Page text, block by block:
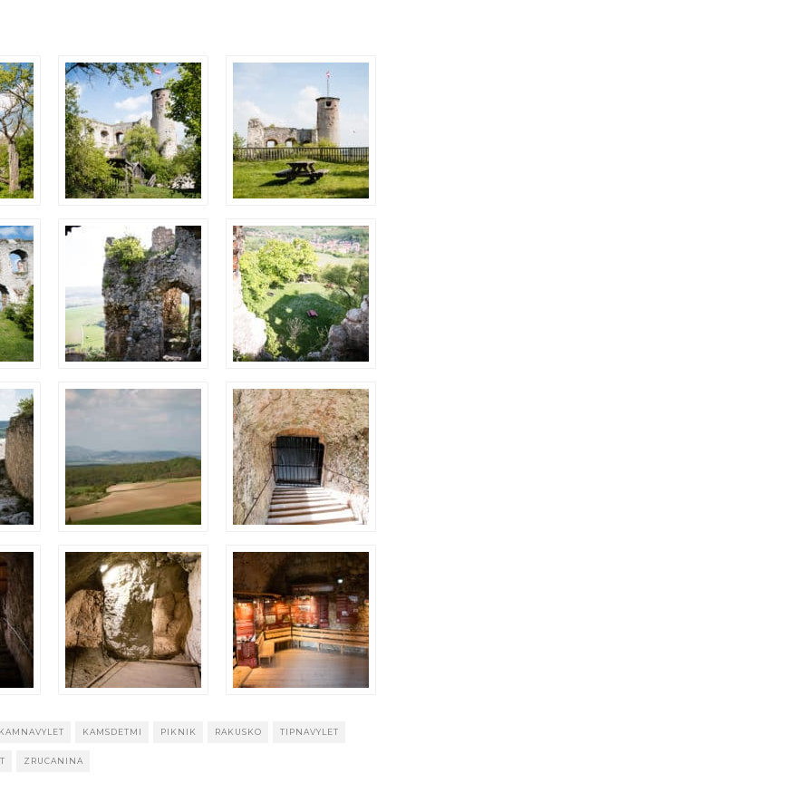
KAMSDETMI PIKNIK RAKUSKO TIPNAVYLET
ZRUCANINA